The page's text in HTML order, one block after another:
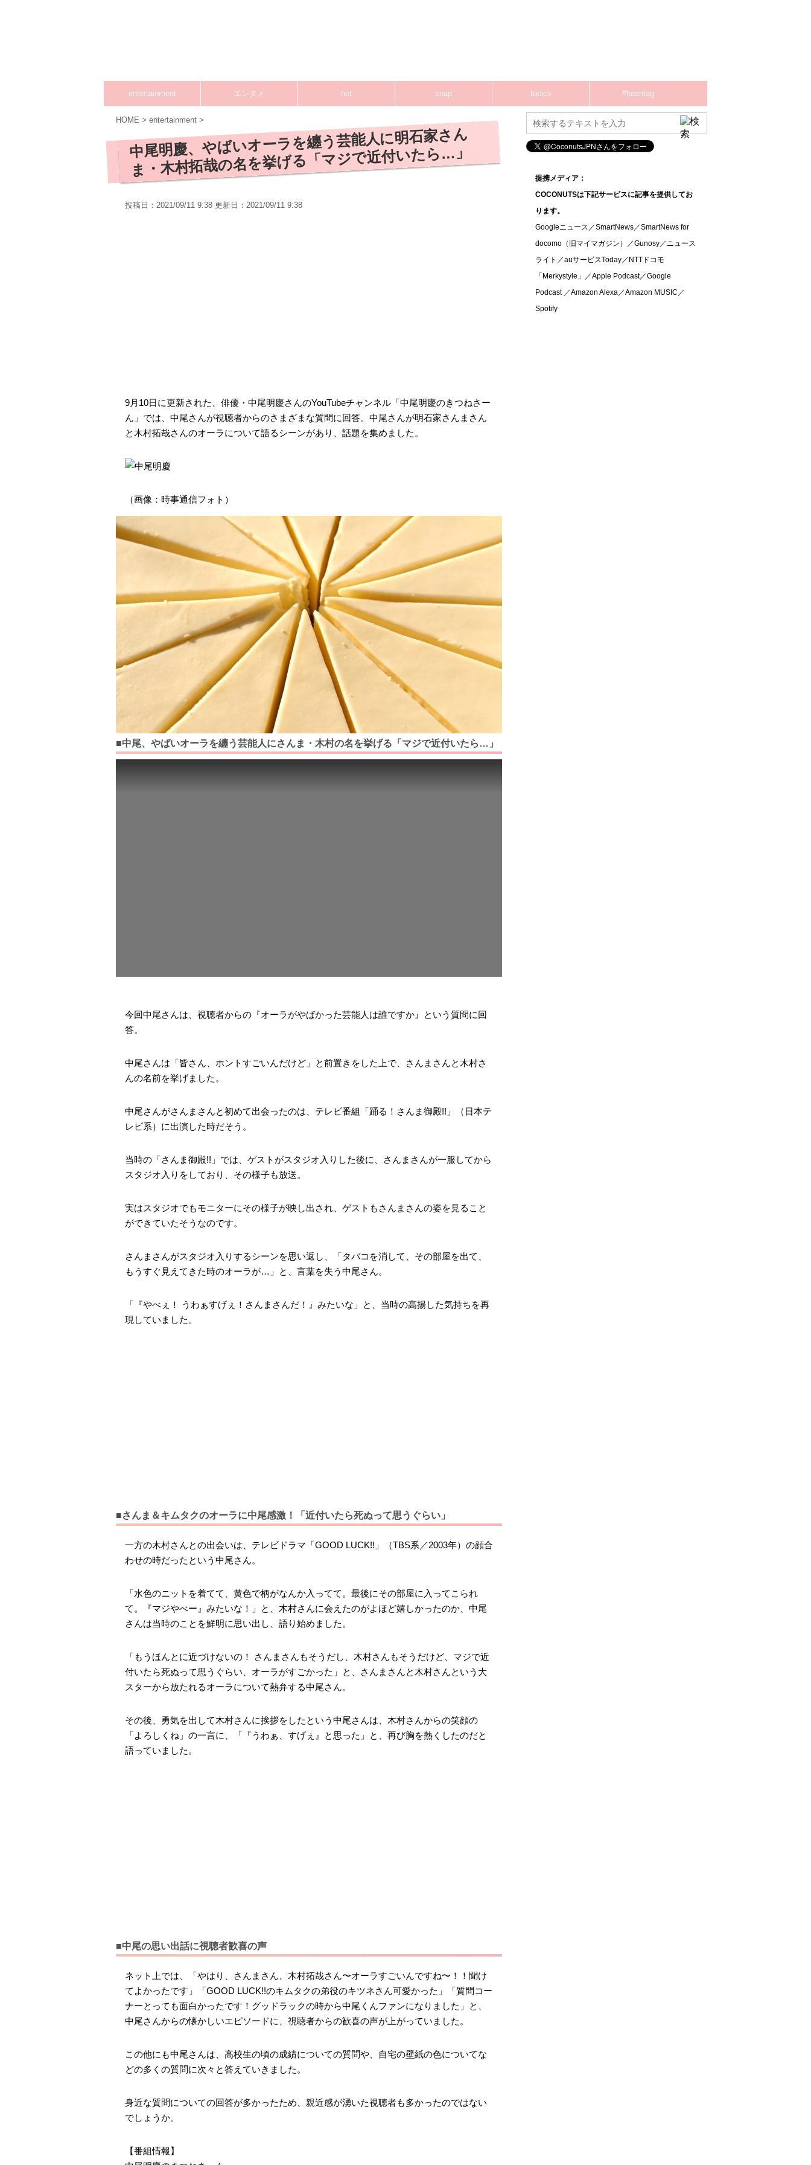
entertainment エンタメ hot snap topics #hashtag
HOME > entertainment >
中尾明慶、やばいオーラを纏う芸能人に明石家さん
ま・木村拓哉の名を挙げる「マジで近付いたら…」
投稿日：2021/09/11 9:38 更新日： 2021/09/11 9:38
9月10日に更新された、俳優・中尾明慶さんのYouTubeチャンネル「中尾明慶のきつねさー
ん」では、中尾さんが視聴者からのさまざまな質問に回答。中尾さんが明石家さんまさん
と木村拓哉さんのオーラについて語るシーンがあり、話題を集めました。
（画像：時事通信フォト）
■中尾、やばいオーラを纏う芸能人にさんま・木村の名を挙げる「マジで近付いたら…」
今回中尾さんは、視聴者からの『オーラがやばかった芸能人は誰ですか』という質問に回
答。
中尾さんは「皆さん、ホントすごいんだけど」と前置きをした上で、さんまさんと木村さ
んの名前を挙げました。
中尾さんがさんまさんと初めて出会ったのは、テレビ番組「踊る！さんま御殿!!」（日本テ
レビ系）に出演した時だそう。
当時の「さんま御殿!!」では、ゲストがスタジオ入りした後に、さんまさんが一服してから
スタジオ入りをしており、その様子も放送。
実はスタジオでもモニターにその様子が映し出され、ゲストもさんまさんの姿を見ること
ができていたそうなのです。
さんまさんがスタジオ入りするシーンを思い返し、「タバコを消して、その部屋を出て、
もうすぐ見えてきた時のオーラが…」と、言葉を失う中尾さん。
「『やべぇ！ うわぁすげぇ！さんまさんだ！』みたいな」と、当時の高揚した気持ちを再
現していました。
■さんま＆キムタクのオーラに中尾感激！「近付いたら死ぬって思うぐらい」
一方の木村さんとの出会いは、テレビドラマ「GOOD LUCK!!」（TBS系／2003年）の顔合
わせの時だったという中尾さん。
「水色のニットを着てて、黄色で柄がなんか入ってて。最後にその部屋に入ってこられ
て。『マジやべー』みたいな！」と、木村さんに会えたのがよほど嬉しかったのか、中尾
さんは当時のことを鮮明に思い出し、語り始めました。
「もうほんとに近づけないの！ さんまさんもそうだし、木村さんもそうだけど、マジで近
付いたら死ぬって思うぐらい、オーラがすごかった」と、さんまさんと木村さんという大
スターから放たれるオーラについて熱弁する中尾さん。
その後、勇気を出して木村さんに挨拶をしたという中尾さんは、木村さんからの笑顔の
「よろしくね」の一言に、「『うわぁ、すげぇ』と思った」と、再び胸を熱くしたのだと
語っていました。
■中尾の思い出話に視聴者歓喜の声
ネット上では、「やはり、さんまさん、木村拓哉さん〜オーラすごいんですね〜！！聞け
てよかったです」「GOOD LUCK!!のキムタクの弟役のキツネさん可愛かった」「質問コー
ナーとっても面白かったです！グッドラックの時から中尾くんファンになりました」と、
中尾さんからの懐かしいエピソードに、視聴者からの歓喜の声が上がっていました。
この他にも中尾さんは、高校生の頃の成績についての質問や、自宅の壁紙の色についてな
どの多くの質問に次々と答えていきました。
身近な質問についての回答が多かったため、親近感が湧いた視聴者も多かったのではない
でしょうか。
【番組情報】
提携メディア：
COCONUTSは下記サービスに記事を提供してお
ります。
Googleニュース／SmartNews／SmartNews for
docomo（旧マイマガジン）／Gunosy／ニュース
ライト／auサービスToday／NTTドコモ
「Merkystyle」／Apple Podcast／Google
Podcast ／Amazon Alexa／Amazon MUSIC／
Spotify